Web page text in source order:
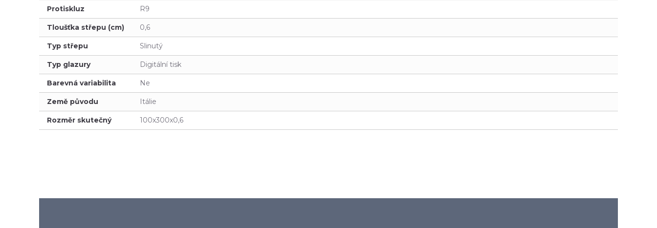
Protiskluz R9
Tloušťka střepu (cm) 0,6
Typ střepu Slinutý
Typ glazury Digitální tisk
Barevná variabilita Ne
Země původu Itálie
Rozměr skutečný 100x300x0,6